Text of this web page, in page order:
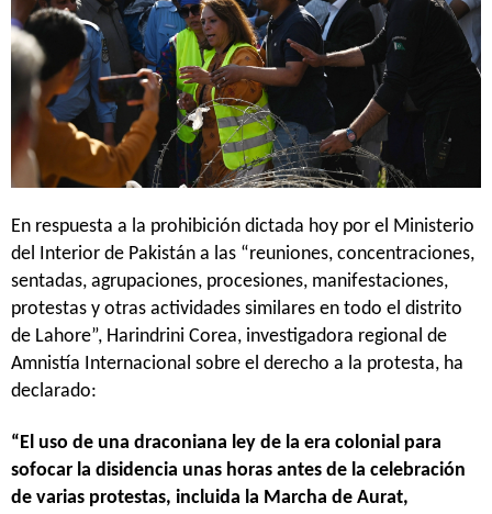
En respuesta a la prohibición dictada hoy por el Ministerio
del Interior de Pakistán a las “reuniones, concentraciones,
sentadas, agrupaciones, procesiones, manifestaciones,
protestas y otras actividades similares en todo el distrito
de Lahore”, Harindrini Corea, investigadora regional de
Amnistía Internacional sobre el derecho a la protesta, ha
declarado:
“El uso de una draconiana ley de la era colonial para
sofocar la disidencia unas horas antes de la celebración
de varias protestas, incluida la Marcha de Aurat,